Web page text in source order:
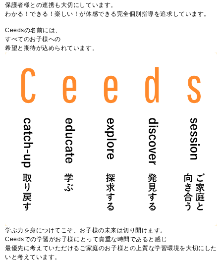
保護者様との連携も大切にしています。
わかる！できる！楽しい！が体感できる完全個別指導を追求しています。
Ceedsの名前には、
すべてのお子様への
希望と期待が込められています。
学ぶ力を身につけてこそ、お子様の未来は切り開けます。
Ceedsでの学習がお子様にとって貴重な時間であると感じ
最優先に考えていただけるご家庭のお子様との上質な学習環境を大切にした
いと考えています。